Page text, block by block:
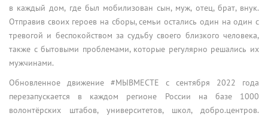
в каждый дом, где был мобилизован сын, муж, отец, брат, внук.
Отправив своих героев на сборы, семьи остались один на один с
тревогой и беспокойством за судьбу своего близкого человека,
также с бытовыми проблемами, которые регулярно решались их
мужчинами.
Обновленное движение #МЫВМЕСТЕ с сентября 2022 года
перезапускается в каждом регионе России на базе 1000
волонтёрских штабов, университетов, школ, добро.центров.